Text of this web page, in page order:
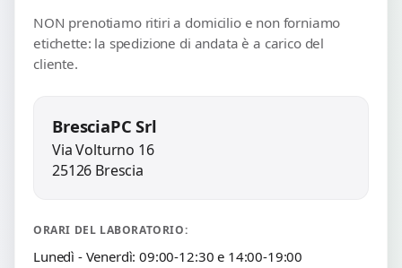
NON prenotiamo ritiri a domicilio e non forniamo
etichette: la spedizione di andata è a carico del
cliente.
BresciaPC Srl
Via Volturno 16
25126 Brescia
ORARI DEL LABORATORIO:
Lunedì - Venerdì: 09:00-12:30 e 14:00-19:00